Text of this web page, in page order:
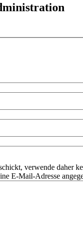
verwende daher
E-Mail-Adresse